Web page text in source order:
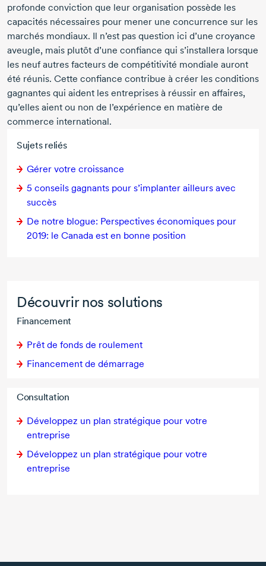
Sujets reliés
Gérer votre croissance
5 conseils gagnants pour s’implanter ailleurs avec
succès
De notre blogue: Perspectives économiques pour
2019: le Canada est en bonne position
Découvrir nos solutions
Financement
Prêt de fonds de roulement
Financement de démarrage
Consultation
Développez un plan stratégique pour votre
entreprise
Développez un plan stratégique pour votre
entreprise
profonde conviction que leur organisation possède les
capacités nécessaires pour mener une concurrence sur les
marchés mondiaux. Il n’est pas question ici d’une croyance
aveugle, mais plutôt d’une confiance qui s’installera lorsque
les neuf autres facteurs de compétitivité mondiale auront
été réunis. Cette confiance contribue à créer les conditions
gagnantes qui aident les entreprises à réussir en affaires,
qu’elles aient ou non de l’expérience en matière de
commerce international.